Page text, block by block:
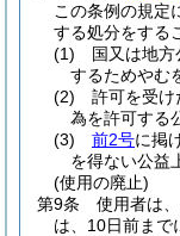
この条例の規定
する処分をする
(1)
国又は地
するためやむ
(2)
許可を受け
為を許可する
(3)
前2号に掲
を得ない公益
(使用の廃止)
第9条
使用者は
は、10日前まで